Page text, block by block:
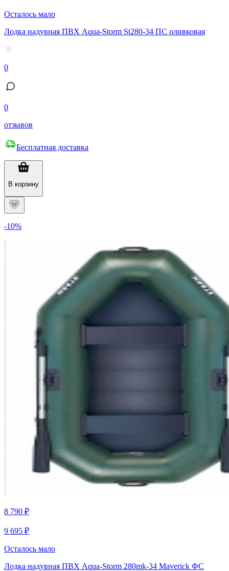
Осталось мало
Лодка надувная ПВХ Aqua-Storm St280-34 ПС оливковая
0
0
отзывов
Бесплатная доставка
В корзину
-10%
8 790 ₽
9 695 ₽
Осталось мало
Лодка надувная ПВХ Aqua-Storm 280mk-34 Maverick ФС